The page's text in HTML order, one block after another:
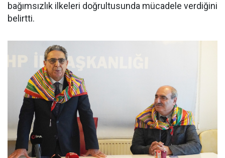
bağımsızlık ilkeleri doğrultusunda mücadele verdiğini
belirtti.